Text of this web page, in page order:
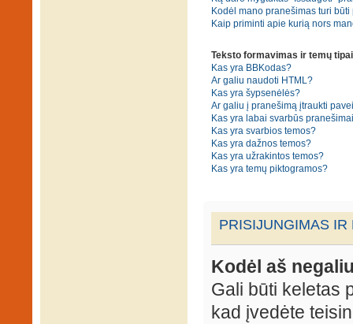
Kodėl mano pranešimas turi būti
Kaip priminti apie kurią nors
Teksto formavimas ir temų tipai
Kas yra BBKodas?
Ar galiu naudoti HTML?
Kas yra šypsenėlės?
Ar galiu į pranešimą įtraukti
Kas yra labai svarbūs
Kas yra svarbios temos?
Kas yra dažnos temos?
Kas yra užrakintos temos?
Kas yra temų piktogramos?
PRISIJUNGIMAS IR
Kodėl aš
Gali būti keletas
kad įvedėte